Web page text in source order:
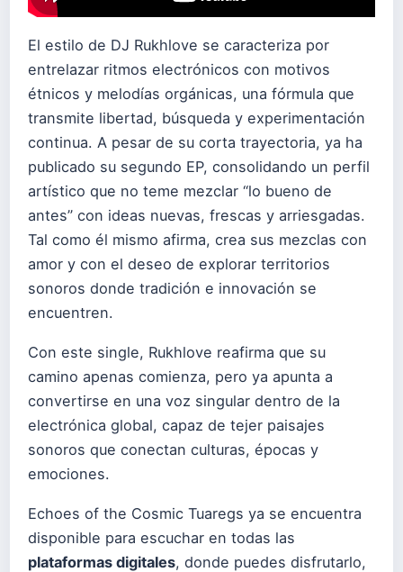
El estilo de DJ Rukhlove se caracteriza por
entrelazar ritmos electrónicos con motivos
étnicos y melodías orgánicas, una fórmula que
transmite libertad, búsqueda y experimentación
continua. A pesar de su corta trayectoria, ya ha
publicado su segundo EP, consolidando un perfil
artístico que no teme mezclar “lo bueno de
antes” con ideas nuevas, frescas y arriesgadas.
Tal como él mismo afirma, crea sus mezclas con
amor y con el deseo de explorar territorios
sonoros donde tradición e innovación se
encuentren.
Con este single, Rukhlove reafirma que su
camino apenas comienza, pero ya apunta a
convertirse en una voz singular dentro de la
electrónica global, capaz de tejer paisajes
sonoros que conectan culturas, épocas y
emociones.
Echoes of the Cosmic Tuaregs ya se encuentra
disponible para escuchar en todas las
plataformas digitales, donde puedes disfrutarlo,